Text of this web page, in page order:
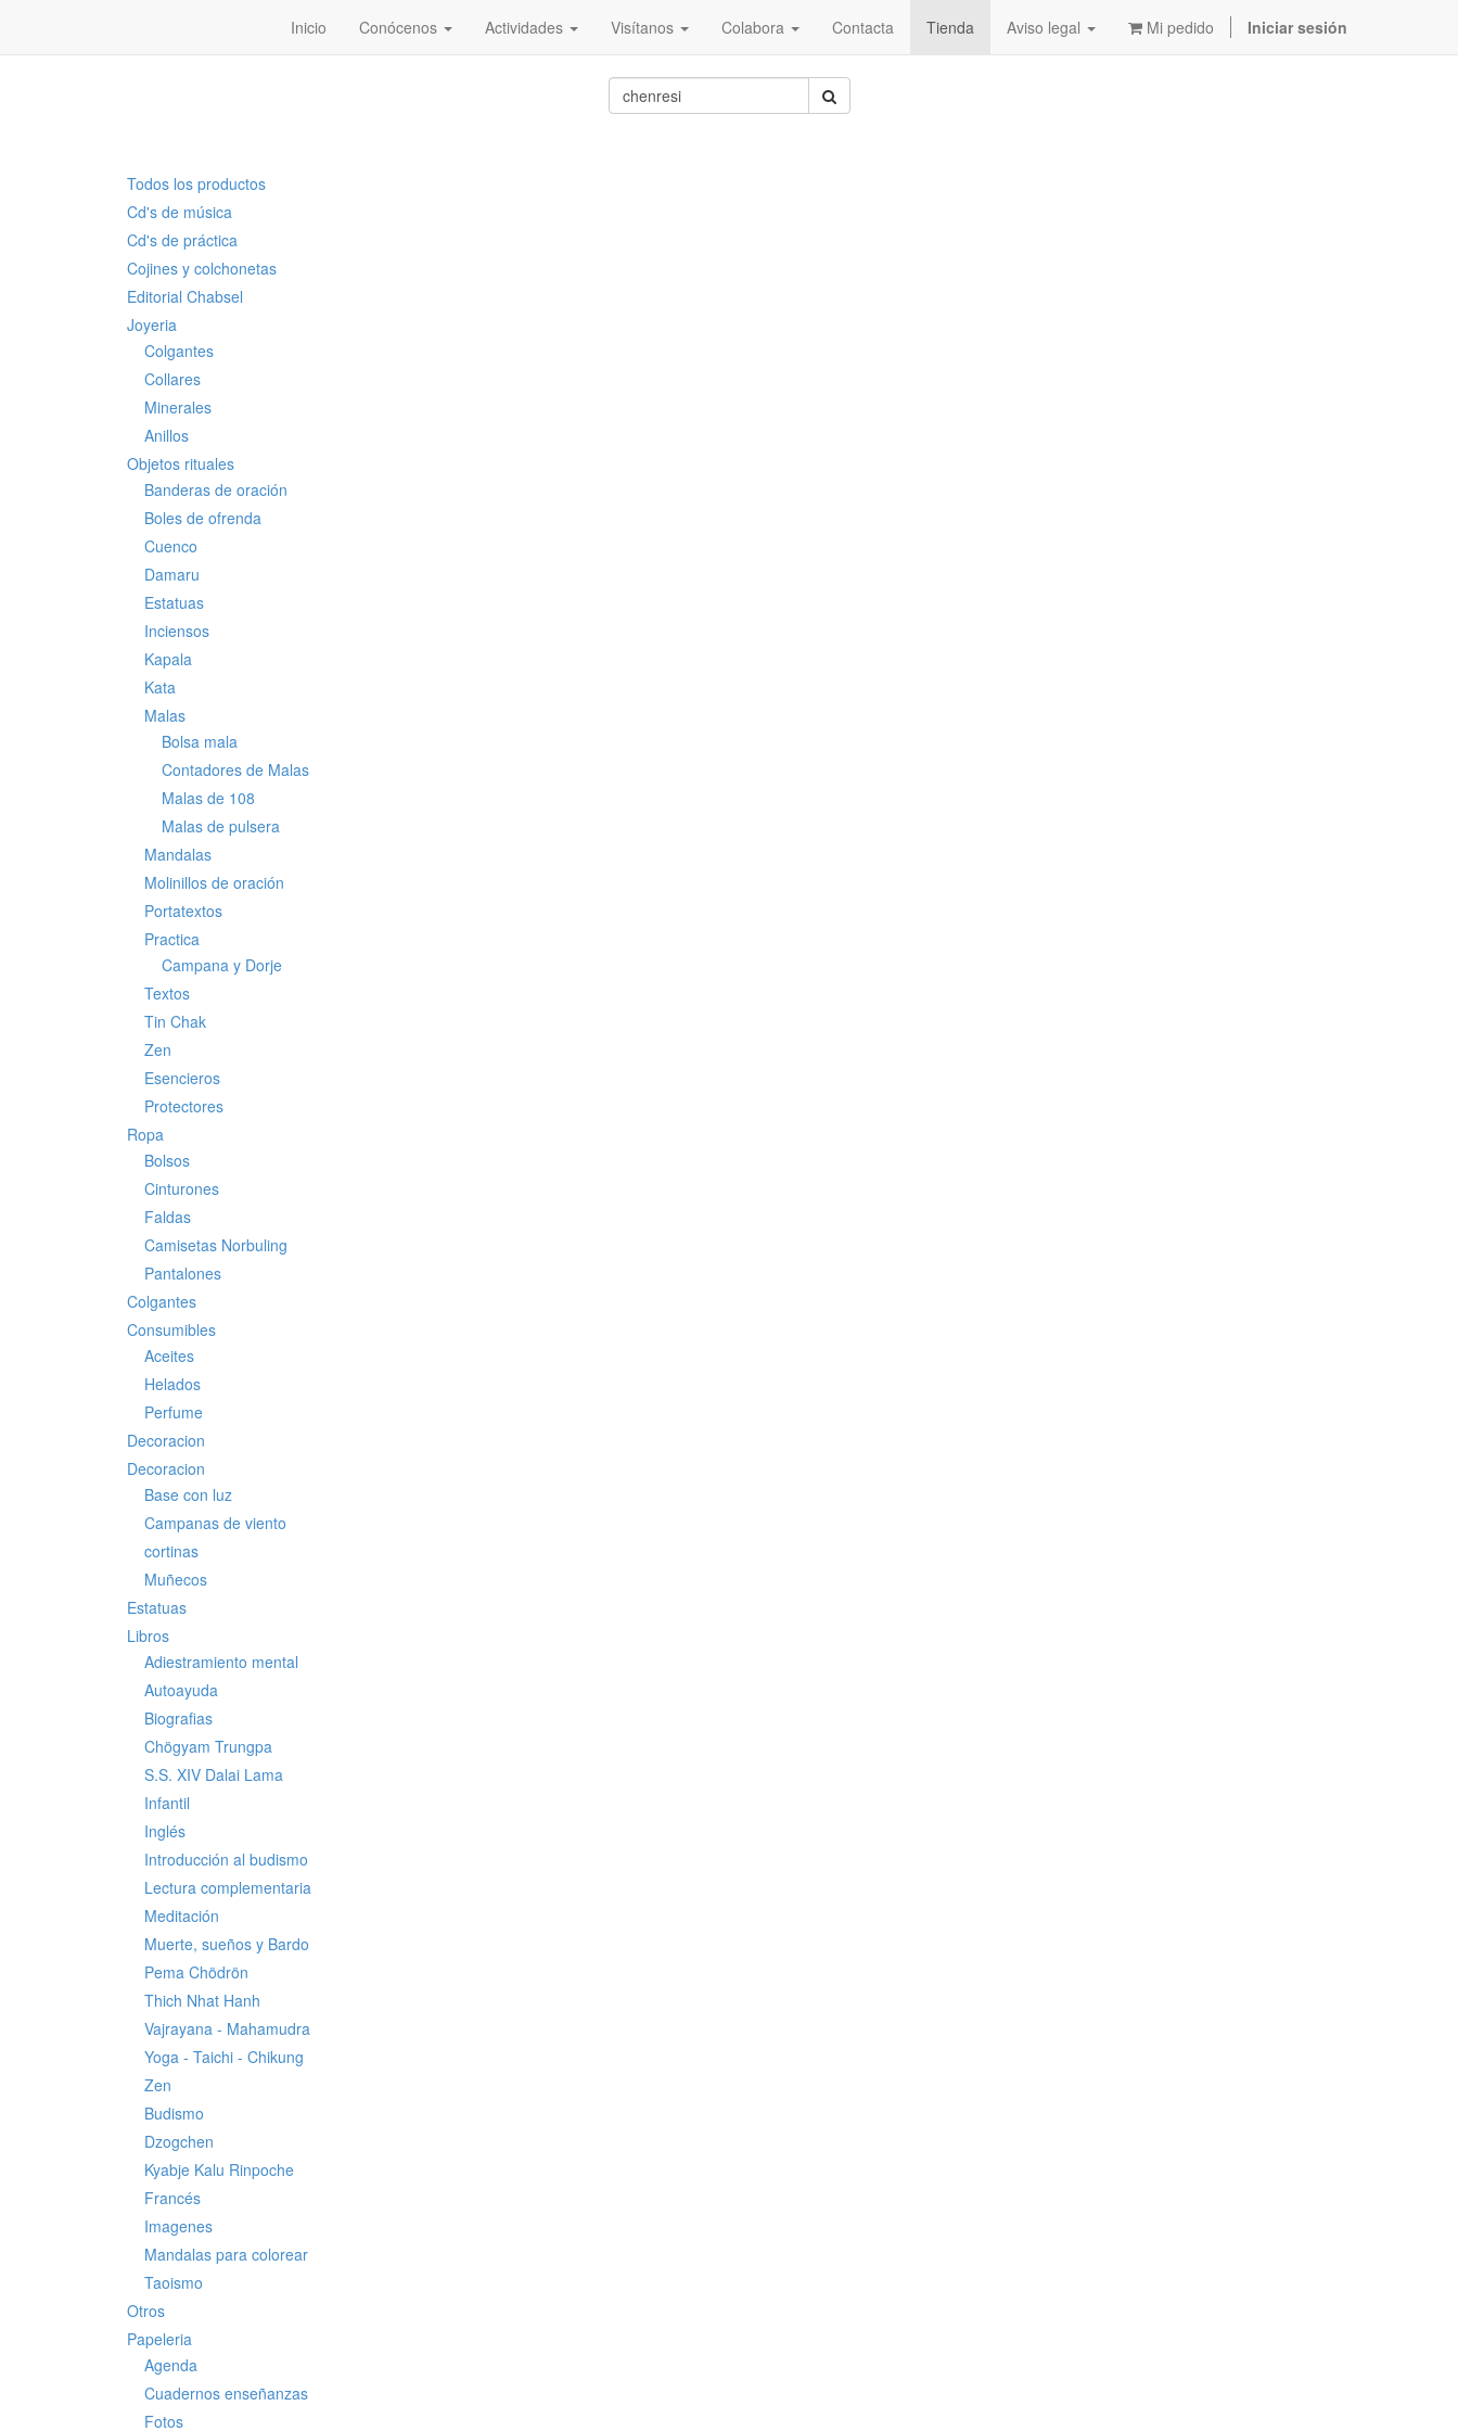
Inicio Conócenos Actividades Visítanos Colabora Contacta Tienda Aviso legal Mi pedido Iniciar sesión
Todos los productos
Cd's de música
Cd's de práctica
Cojines y colchonetas
Editorial Chabsel
Joyeria
Colgantes
Collares
Minerales
Anillos
Objetos rituales
Banderas de oración
Boles de ofrenda
Cuenco
Damaru
Estatuas
Inciensos
Kapala
Kata
Malas
Bolsa mala
Contadores de Malas
Malas de 108
Malas de pulsera
Mandalas
Molinillos de oración
Portatextos
Practica
Campana y Dorje
Textos
Tin Chak
Zen
Esencieros
Protectores
Ropa
Bolsos
Cinturones
Faldas
Camisetas Norbuling
Pantalones
Colgantes
Consumibles
Aceites
Helados
Perfume
Decoracion
Decoracion
Base con luz
Campanas de viento
cortinas
Muñecos
Estatuas
Libros
Adiestramiento mental
Autoayuda
Biografias
Chögyam Trungpa
S.S. XIV Dalai Lama
Infantil
Inglés
Introducción al budismo
Lectura complementaria
Meditación
Muerte, sueños y Bardo
Pema Chödrön
Thich Nhat Hanh
Vajrayana - Mahamudra
Yoga - Taichi - Chikung
Zen
Budismo
Dzogchen
Kyabje Kalu Rinpoche
Francés
Imagenes
Mandalas para colorear
Taoismo
Otros
Papeleria
Agenda
Cuadernos enseñanzas
Fotos